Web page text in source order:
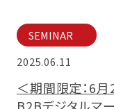
SEMINAR
2025.06.11
＜期間限定：6